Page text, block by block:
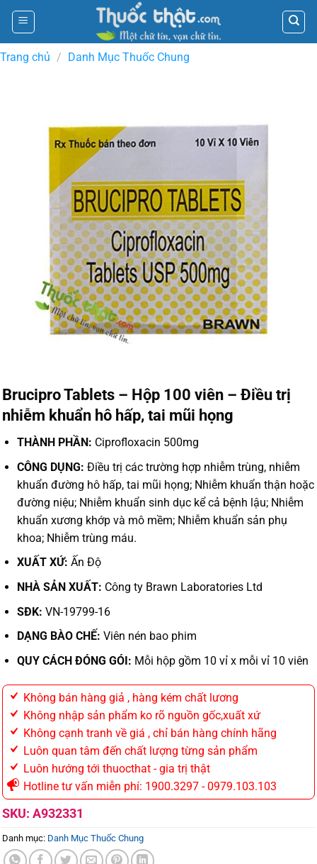
Skip
content
Trang chủ / Danh Mục Thuốc Chung
Brucipro Tablets – Hộp 100 viên – Điều trị
nhiễm khuẩn hô hấp, tai mũi họng
THÀNH PHẦN: Ciprofloxacin 500mg
CÔNG DỤNG: Điều trị các trường hợp nhiễm trùng, nhiễm
khuẩn đường hô hấp, tai mũi họng; Nhiễm khuẩn thận hoặc
đường niệu; Nhiễm khuẩn sinh dục kể cả bệnh lậu; Nhiễm
khuẩn xương khớp và mô mềm; Nhiễm khuẩn sản phụ
khoa; Nhiễm trùng máu.
XUẤT XỨ: Ấn Độ
NHÀ SẢN XUẤT: Công ty Brawn Laboratories Ltd
SĐK: VN-19799-16
DẠNG BÀO CHẾ: Viên nén bao phim
QUY CÁCH ĐÓNG GÓI: Mỗi hộp gồm 10 vỉ x mỗi vỉ 10 viên
Không bán hàng giả , hàng kém chất lương
Không nhập sản phẩm ko rõ nguồn gốc,xuất xứ
Không cạnh tranh về giá , chỉ bán hàng chính hãng
Luôn quan tâm đến chất lượng từng sản phẩm
Luôn hướng tới thuocthat - gia trị thật
Hotline tư vấn miễn phí: 1900.3297 - 0979.103.103
SKU: A932331
Danh mục: Danh Mục Thuốc Chung